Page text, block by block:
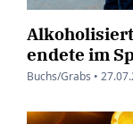
endete im
Buchs/Grabs •